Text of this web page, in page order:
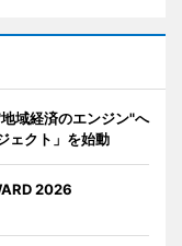
域経済のエンジン"へ
ェクト」を始動
2026